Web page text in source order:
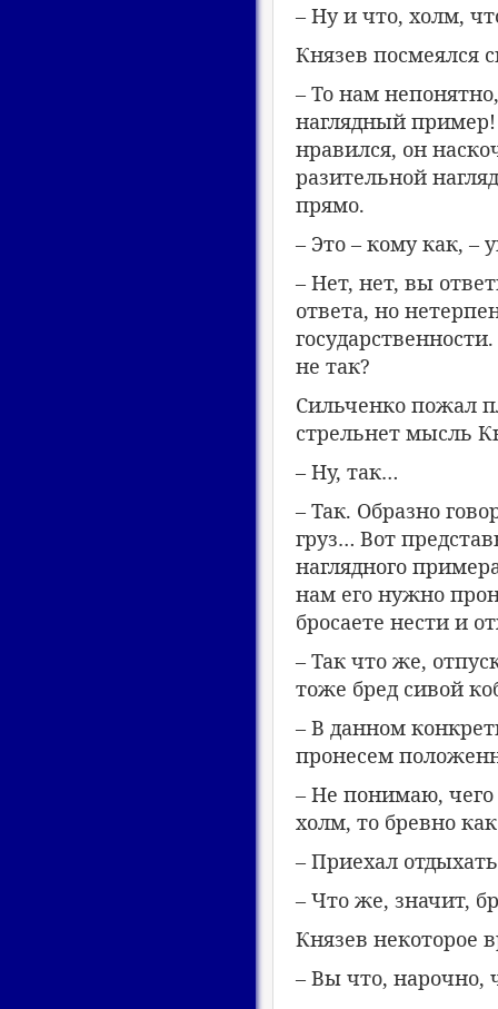
– Ну и что, холм,
Князев посмеялся
– То нам
наглядный
нравился, он
разительной
прямо.
– Это – кому как, –
– Нет, нет, вы
ответа, но
не так?
Сильченко пожал
стрельнет мысль
– Ну, так…
– Так. Образно
груз… Вот
наглядного
нам его нужно
бросаете нести и
– Так что же,
тоже бред сивой
– В данном
пронесем
– Не понимаю, чего
холм, то бревно
– Приехал
– Что же, значит,
Князев некоторое
– Вы что, нарочно,